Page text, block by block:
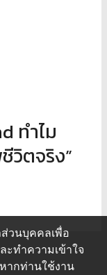
ทำไม
วิตจริง”
วนบุคคลเพื่อ
ทำความเข้าใจ
ากท่านใช้งาน